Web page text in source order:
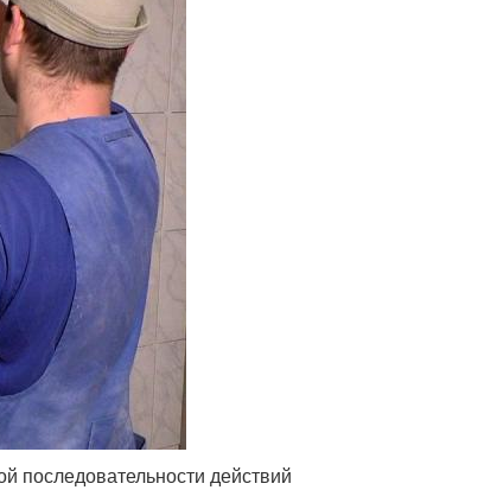
последовательности действий